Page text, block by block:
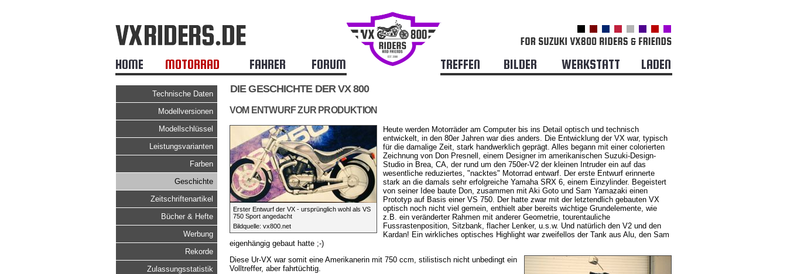
HOME MOTORRAD FAHRER FORUM TREFFEN BILDER WERKSTATT LADEN
Technische Daten
Modellversionen
Modellschlüssel
Leistungsvarianten
Farben
Geschichte
Zeitschriftenartikel
Bücher & Hefte
Werbung
Rekorde
Zulassungsstatistik
DIE GESCHICHTE DER VX 800
VOM ENTWURF ZUR PRODUKTION
Erster Entwurf der VX - ursprünglich wohl als VS
750 Sport angedacht
Bildquelle: vx800.net
Heute werden Motorräder am Computer bis ins Detail optisch und technisch
entwickelt, in den 80er Jahren war dies anders. Die Entwicklung der VX war, typisch
für die damalige Zeit, stark handwerklich geprägt. Alles begann mit einer colorierten
Zeichnung von Don Presnell, einem Designer im amerikanischen Suzuki-Design-
Studio in Brea, CA, der rund um den 750er-V2 der kleinen Intruder ein auf das
wesentliche reduziertes, "nacktes" Motorrad entwarf. Der erste Entwurf erinnerte
stark an die damals sehr erfolgreiche Yamaha SRX 6, einem Einzylinder. Begeistert
von seiner Idee baute Don, zusammen mit Aki Goto und Sam Yamazaki einen
Prototyp auf Basis einer VS 750. Der hatte zwar mit der letztendlich gebauten VX
optisch noch nicht viel gemein, enthielt aber bereits wichtige Grundelemente, wie
z.B. ein veränderter Rahmen mit anderer Geometrie, tourentauliche
Fussrastenposition, Sitzbank, flacher Lenker, u.s.w. Und natürlich den V2 und den
Kardan! Ein wirkliches optisches Highlight war zweifellos der Tank aus Alu, den Sam
eigenhängig gebaut hatte ;-)
Diese Ur-VX war somit eine Amerikanerin mit 750 ccm, stilistisch nicht unbedingt ein
Volltreffer, aber fahrtüchtig.